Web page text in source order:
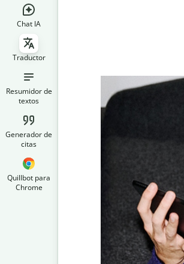
Chat IA
Traductor
Resumidor de
textos
Generador de
citas
Quillbot para
Chrome